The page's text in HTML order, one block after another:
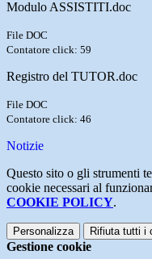
Modulo ASSISTITI.doc
File DOC
Contatore click: 59
Registro del TUTOR.doc
File DOC
Contatore click: 46
Notizie
Questo sito o gli strumenti
cookie necessari al
COOKIE POLICY.
Personalizza Rifiuta tutti i
Gestione cookie